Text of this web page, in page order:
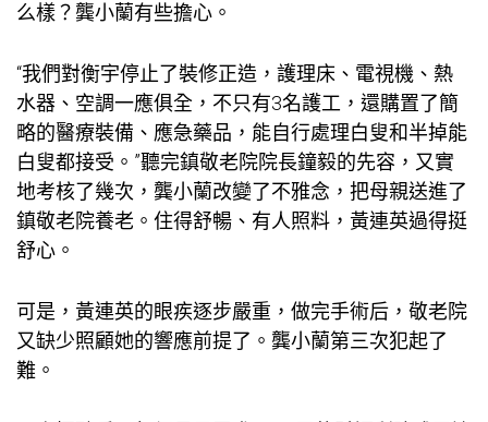
么樣？龔小蘭有些擔心。
“我們對衡宇停止了裝修正造，護理床、電視機、熱
水器、空調一應俱全，不只有3名護工，還購置了簡
略的醫療裝備、應急藥品，能自行處理白叟和半掉能
白叟都接受。”聽完鎮敬老院院長鐘毅的先容，又實
地考核了幾次，龔小蘭改變了不雅念，把母親送進了
鎮敬老院養老。住得舒暢、有人照料，黃連英過得挺
舒心。
可是，黃連英的眼疾逐步嚴重，做完手術后，敬老院
又缺少照顧她的響應前提了。龔小蘭第三次犯起了
難。